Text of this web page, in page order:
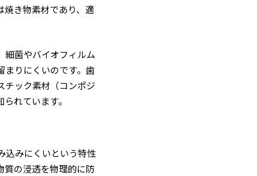
焼き物素材であり、適
細菌やバイオフィルム
まりにくいのです。歯
チック素材（コンポジ
れています。
込みにくいという特性
質の浸透を物理的に防